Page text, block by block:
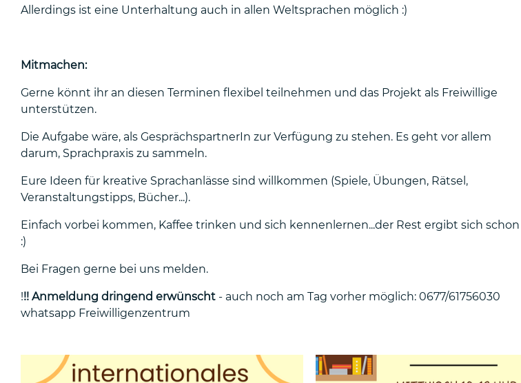
Allerdings ist eine Unterhaltung auch in allen Weltsprachen möglich :)
Mitmachen:
Gerne könnt ihr an diesen Terminen flexibel teilnehmen und das Projekt als Freiwillige
unterstützen.
Die Aufgabe wäre, als GesprächspartnerIn zur Verfügung zu stehen. Es geht vor allem
darum, Sprachpraxis zu sammeln.
Eure Ideen für kreative Sprachanlässe sind willkommen (Spiele, Übungen, Rätsel,
Veranstaltungstipps, Bücher...).
Einfach vorbei kommen, Kaffee trinken und sich kennenlernen...der Rest ergibt sich schon
:)
Bei Fragen gerne bei uns melden.
!!! Anmeldung dringend erwünscht - auch noch am Tag vorher möglich: 0677/61756030
whatsapp Freiwilligenzentrum